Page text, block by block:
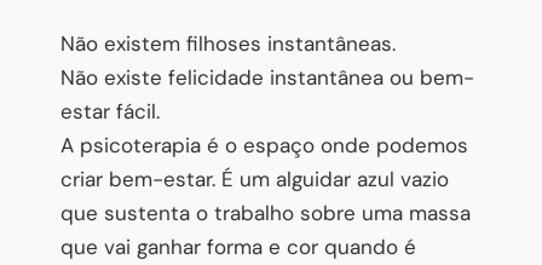
Não existem filhoses instantâneas.
Não existe felicidade instantânea ou bem-
estar fácil.
A psicoterapia é o espaço onde podemos
criar bem-estar. É um alguidar azul vazio
que sustenta o trabalho sobre uma massa
que vai ganhar forma e cor quando é